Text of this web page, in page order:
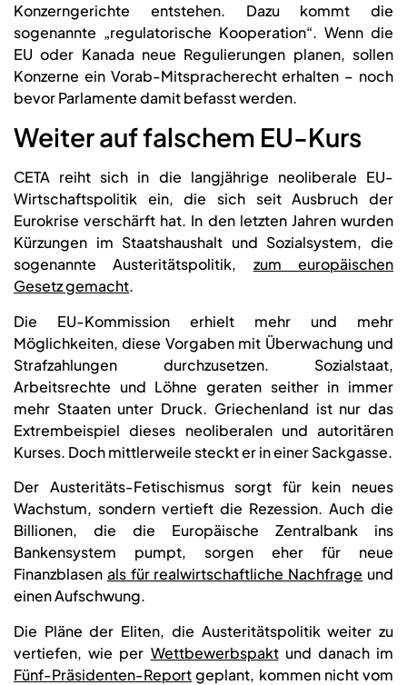
Konzerngerichte entstehen. Dazu kommt die
sogenannte „regulatorische Kooperation“. Wenn die
EU oder Kanada neue Regulierungen planen, sollen
Konzerne ein Vorab-Mitspracherecht erhalten – noch
bevor Parlamente damit befasst werden.
Weiter auf falschem EU-Kurs
CETA reiht sich in die langjährige neoliberale EU-
Wirtschaftspolitik ein, die sich seit Ausbruch der
Eurokrise verschärft hat. In den letzten Jahren wurden
Kürzungen im Staatshaushalt und Sozialsystem, die
sogenannte Austeritätspolitik, zum europäischen
Gesetz gemacht.
Die EU-Kommission erhielt mehr und mehr
Möglichkeiten, diese Vorgaben mit Überwachung und
Strafzahlungen durchzusetzen. Sozialstaat,
Arbeitsrechte und Löhne geraten seither in immer
mehr Staaten unter Druck. Griechenland ist nur das
Extrembeispiel dieses neoliberalen und autoritären
Kurses. Doch mittlerweile steckt er in einer Sackgasse.
Der Austeritäts-Fetischismus sorgt für kein neues
Wachstum, sondern vertieft die Rezession. Auch die
Billionen, die die Europäische Zentralbank ins
Bankensystem pumpt, sorgen eher für neue
Finanzblasen als für realwirtschaftliche Nachfrage und
einen Aufschwung.
Die Pläne der Eliten, die Austeritätspolitik weiter zu
vertiefen, wie per Wettbewerbspaktund danach im
Fünf-Präsidenten-Reportgeplant, kommen nicht vom